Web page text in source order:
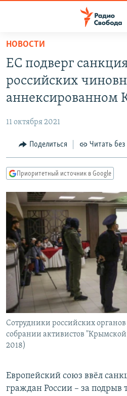
упрощенного
доступа
основному
Вернутся
Вернутся
поиску
ПОДКАСТЫ
АВТОРСКИЕ ПРОЕКТЫ
МНЕНИЯ
КУЛЬТУРА
КАВКАЗ.РЕАЛИИ
СЕВЕР.РЕАЛИИ
СИБИРЬ.РЕАЛИИ
РАСПИСАНИЕ ВЕЩАНИЯ
ПОДПИШИТЕСЬ НА РАССЫЛКУ
СОЦИАЛЬНЫЕ СЕТИ
Все сайты РСЕ/РС
НОВОСТИ
ЕС подверг
российских
аннексированном
11 октября 2021
Поделиться Читать без
Приоритетный источник в Google
Сотрудники российских органов
собрании активистов
2018)
Европейский союз ввёл
граждан России – за подрыв